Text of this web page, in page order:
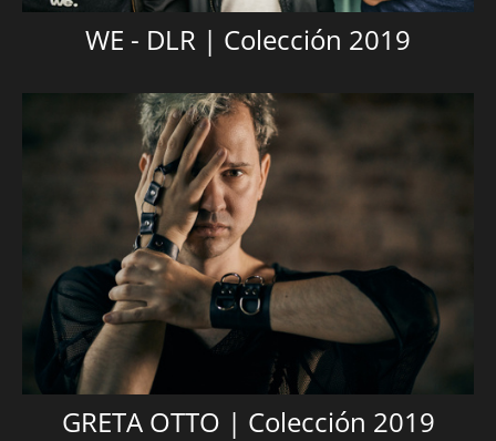
WE - DLR | Colección 2019
GRETA OTTO | Colección 2019